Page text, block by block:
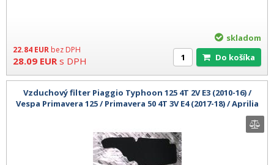
22.84 EUR bez DPH
28.09 EUR s DPH
skladom
Do košíka
Vzduchový filter Piaggio Typhoon 125 4T 2V E3 (2010-16) /
Vespa Primavera 125 / Primavera 50 4T 3V E4 (2017-18) / Aprilia